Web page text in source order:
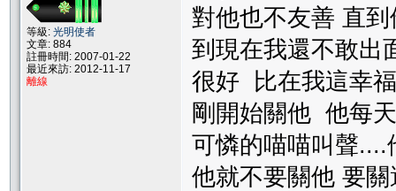
等級: 光明使者
文章: 884
註冊時間: 2007-01-22
最近來訪: 2012-11-17
離線
對他也不友善 直
到現在我還不敢出
很好 比在我這幸
剛開始關他 他每
可憐的喵喵叫聲
他就不要關他 要